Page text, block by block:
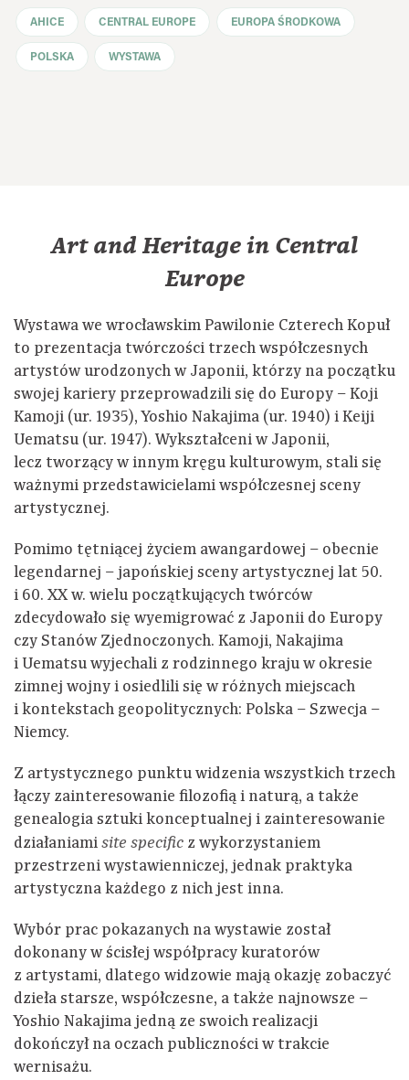
AHICE CENTRAL EUROPE EUROPA ŚRODKOWA
POLSKA WYSTAWA
Art and Heritage in Central
Europe
Wystawa we wrocławskim Pawilonie Czterech Kopuł
to prezentacja twórczości trzech współczesnych
artystów urodzonych w Japonii, którzy na początku
swojej kariery przeprowadzili się do Europy – Koji
Kamoji (ur. 1935), Yoshio Nakajima (ur. 1940) i Keiji
Uematsu (ur. 1947). Wykształceni w Japonii,
lecz tworzący w innym kręgu kulturowym, stali się
ważnymi przedstawicielami współczesnej sceny
artystycznej.
Pomimo tętniącej życiem awangardowej – obecnie
legendarnej – japońskiej sceny artystycznej lat 50.
i 60. XX w. wielu początkujących twórców
zdecydowało się wyemigrować z Japonii do Europy
czy Stanów Zjednoczonych. Kamoji, Nakajima
i Uematsu wyjechali z rodzinnego kraju w okresie
zimnej wojny i osiedlili się w różnych miejscach
i kontekstach geopolitycznych: Polska – Szwecja –
Niemcy.
Z artystycznego punktu widzenia wszystkich trzech
łączy zainteresowanie filozofią i naturą, a także
genealogia sztuki konceptualnej i zainteresowanie
działaniami site specific z wykorzystaniem
przestrzeni wystawienniczej, jednak praktyka
artystyczna każdego z nich jest inna.
Wybór prac pokazanych na wystawie został
dokonany w ścisłej współpracy kuratorów
z artystami, dlatego widzowie mają okazję zobaczyć
dzieła starsze, współczesne, a także najnowsze –
Yoshio Nakajima jedną ze swoich realizacji
dokończył na oczach publiczności w trakcie
wernisażu.